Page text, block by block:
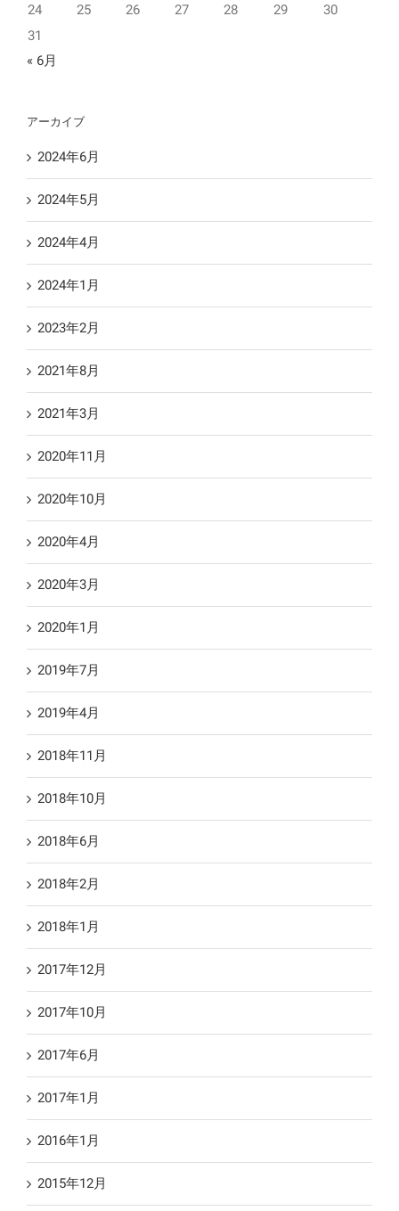
24
25 26 27 28 29
30
31
« 6月
アーカイブ
2024年6月
2024年5月
2024年4月
2024年1月
2023年2月
2021年8月
2021年3月
2020年11月
2020年10月
2020年4月
2020年3月
2020年1月
2019年7月
2019年4月
2018年11月
2018年10月
2018年6月
2018年2月
2018年1月
2017年12月
2017年10月
2017年6月
2017年1月
2016年1月
2015年12月